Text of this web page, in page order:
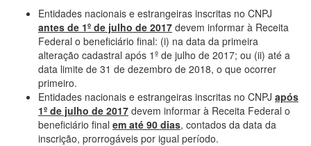
Entidades nacionais e estrangeiras inscritas no CNPJ
antes de 1º de julho de 2017 devem informar à Receita
Federal o beneficiário final: (i) na data da primeira
alteração cadastral após 1º de julho de 2017; ou (ii) até a
data limite de 31 de dezembro de 2018, o que ocorrer
primeiro.
Entidades nacionais e estrangeiras inscritas no CNPJ após
1º de julho de 2017 devem informar à Receita Federal o
beneficiário final em até 90 dias, contados da data da
inscrição, prorrogáveis por igual período.